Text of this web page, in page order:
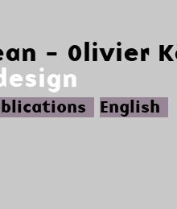
- Olivier
English